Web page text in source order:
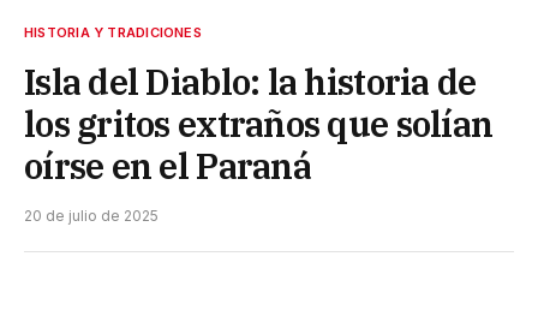
HISTORIA Y TRADICIONES
Isla del Diablo: la historia de
los gritos extraños que solían
oírse en el Paraná
20 de julio de 2025